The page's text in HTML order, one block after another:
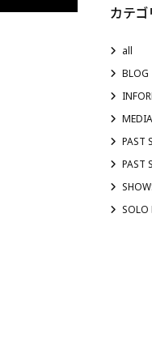
カテゴ
all
BLOG
MEDIA
PAST
PAST
SOLO